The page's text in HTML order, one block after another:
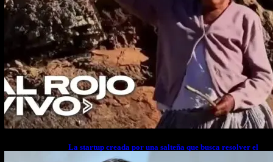
La startup creada por una salteña que busca resolver el
estrés financiero en Latinoamérica